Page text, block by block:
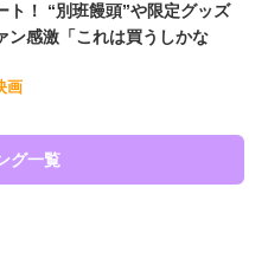
ト！ “別班饅頭”や限定グッズ
ン感激「これは買うしかな
画
グ一覧